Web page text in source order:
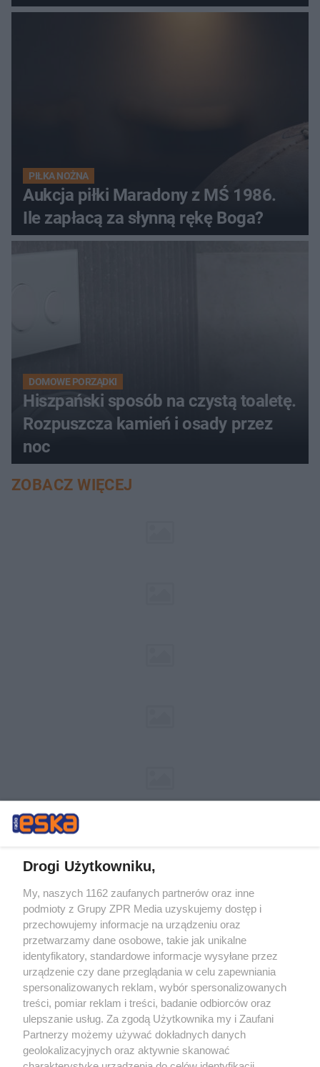
PIŁKA NOŻNA
Aukcja piłki Maradony z MŚ 1986.
Ile zapłacą za słynną rękę Boga?
DOMOWE PORZĄDKI
Hiszpański sposób na czystą toaletę.
Rozpuszcza kamień i osady przez
noc
ZOBACZ WIĘCEJ
Żaden utwór zamieszczony w serwisie nie może być powielany i
rozpowszechniany lub dalej rozpowszechniany w jakikolwiek sposób (w
tym także elektroniczny lub mechaniczny) na jakimkolwiek polu
eksploatacji w jakiejkolwiek formie, włącznie z umieszczaniem w
Internecie bez pisemnej zgody właściciela praw. Jakiekolwiek użycie lub
wykorzystanie utworów w całości lub w części z naruszeniem prawa,
tzn. bez właściwej zgody, jest zabronione pod groźbą kary i może być
ścigane prawnie.
Drogi Użytkowniku,
My, naszych 1162 zaufanych partnerów oraz inne
podmioty z Grupy ZPR Media uzyskujemy dostęp i
przechowujemy informacje na urządzeniu oraz
przetwarzamy dane osobowe, takie jak unikalne
identyfikatory, standardowe informacje wysyłane przez
urządzenie czy dane przeglądania w celu zapewniania
spersonalizowanych reklam, wybór spersonalizowanych
treści, pomiar reklam i treści, badanie odbiorców oraz
ulepszanie usług. Za zgodą Użytkownika my i Zaufani
Partnerzy możemy używać dokładnych danych
geolokalizacyjnych oraz aktywnie skanować